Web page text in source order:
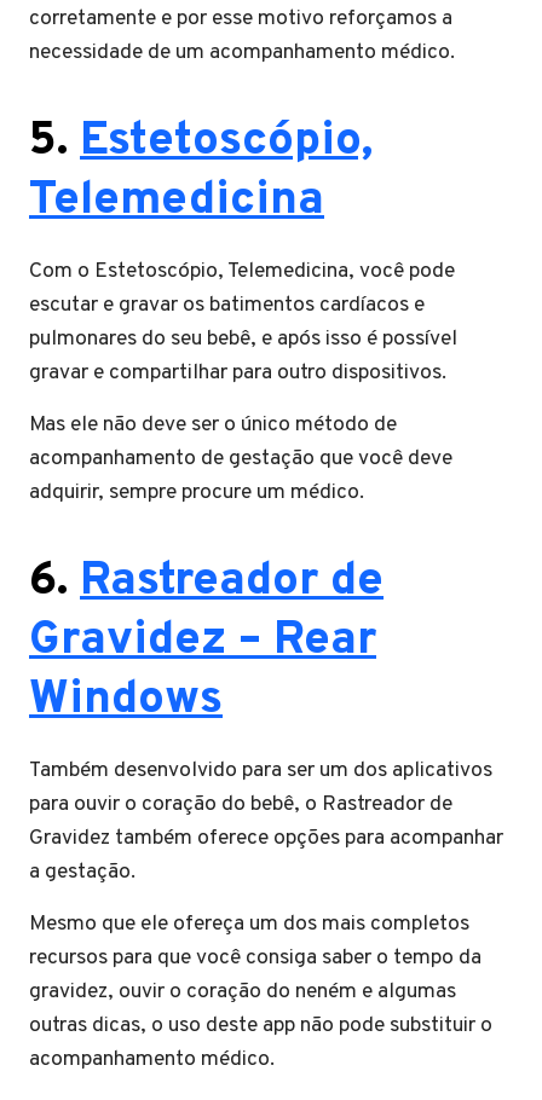
corretamente e por esse motivo reforçamos a
necessidade de um acompanhamento médico.
5. Estetoscópio,
Telemedicina
Com o Estetoscópio, Telemedicina, você pode
escutar e gravar os batimentos cardíacos e
pulmonares do seu bebê, e após isso é possível
gravar e compartilhar para outro dispositivos.
Mas ele não deve ser o único método de
acompanhamento de gestação que você deve
adquirir, sempre procure um médico.
6. Rastreador de
Gravidez – Rear
Windows
Também desenvolvido para ser um dos aplicativos
para ouvir o coração do bebê, o Rastreador de
Gravidez também oferece opções para acompanhar
a gestação.
Mesmo que ele ofereça um dos mais completos
recursos para que você consiga saber o tempo da
gravidez, ouvir o coração do neném e algumas
outras dicas, o uso deste app não pode substituir o
acompanhamento médico.